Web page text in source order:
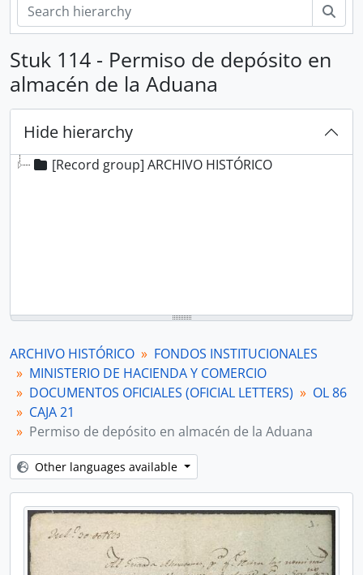
Stuk 114 - Permiso de depósito en
almacén de la Aduana
Hide hierarchy
[Record group] ARCHIVO HISTÓRICO
ARCHIVO HISTÓRICO
FONDOS INSTITUCIONALES
MINISTERIO DE HACIENDA Y COMERCIO
DOCUMENTOS OFICIALES (OFICIAL LETTERS)
OL 86
CAJA 21
Permiso de depósito en almacén de la Aduana
Other languages available